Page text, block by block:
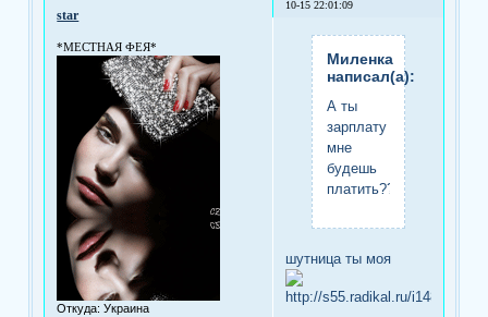
10-15 22:01:09
star
*МЕСТНАЯ ФЕЯ*
Откуда: Украина
Миленка
написал(а):
А ты
зарплату
мне
будешь
платить???
шутница ты моя